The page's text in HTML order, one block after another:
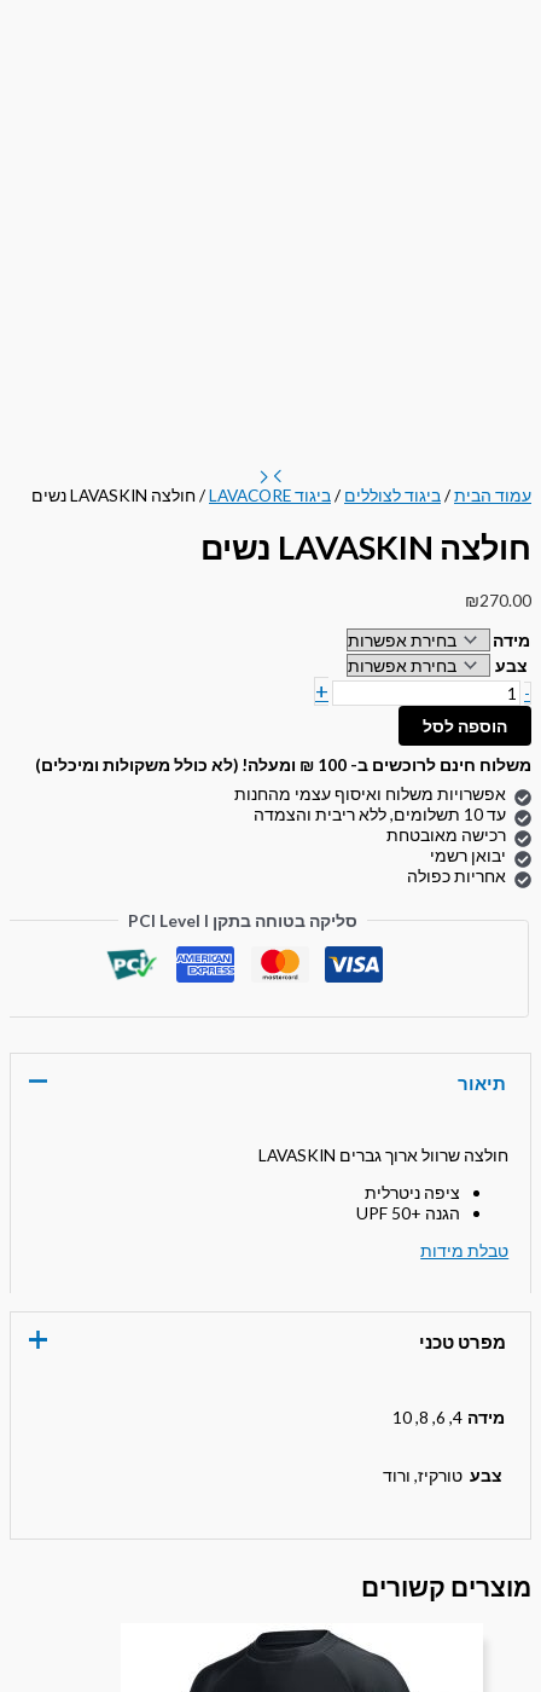
עמוד הבית/ביגוד לצוללים /ביגוד LAVACORE / חולצה LAVASKIN נשים
חולצה LAVASKIN נשים
₪270.00
מידה
צבע
-
+
הוספה לסל
משלוח חינם לרוכשים ב- 100 ₪ ומעלה! (לא כולל משקולות ומיכלים)
אפשרויות משלוח ואיסוף עצמי מהחנות
עד 10 תשלומים, ללא ריבית והצמדה
רכישה מאובטחת
יבואן רשמי
אחריות כפולה
סליקה בטוחה בתקן PCI Level I
תיאור
חולצה שרוול ארוך גברים LAVASKIN
ציפה ניטרלית
הגנה +UPF 50
טבלת מידות
מפרט טכני
מידה 4, 6, 8, 10
צבע טורקיז, ורוד
מוצרים קשורים